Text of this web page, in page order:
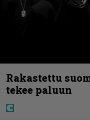
Rakastettu
tekee paluun